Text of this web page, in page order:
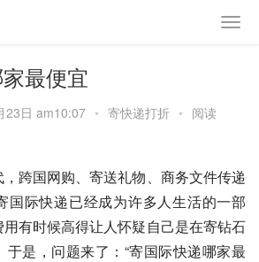
最便宜
23日 am10:07 • 寄快递打折 • 阅读
跨国网购、寄送礼物、商务文件传递
国际快递已经成为许多人生活的一部
有时候高得让人怀疑自己是在寄钻石
是，问题来了：“寄国际快递哪家最